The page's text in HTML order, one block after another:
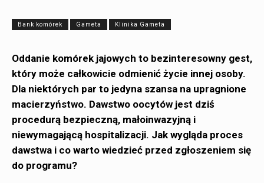
Bank komórek Gameta Klinika Gameta
Oddanie komórek jajowych to bezinteresowny gest,
który może całkowicie odmienić życie innej osoby.
Dla niektórych par to jedyna szansa na upragnione
macierzyństwo. Dawstwo oocytów jest dziś
procedurą bezpieczną, małoinwazyjną i
niewymagającą hospitalizacji. Jak wygląda proces
dawstwa i co warto wiedzieć przed zgłoszeniem się
do programu?